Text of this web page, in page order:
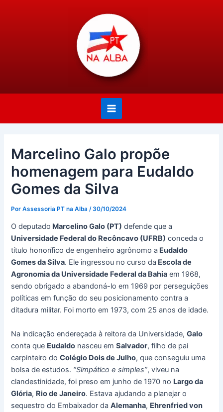
Menu
Marcelino Galo propõe
homenagem para Eudaldo
Gomes da Silva
PorAssessoria PT na Alba/30/10/2024
O deputado Marcelino Galo (PT) defende que a
Universidade Federal do Recôncavo (UFRB) conceda o
título honorífico de engenheiro agrônomo a Eudaldo
Gomes da Silva. Ele ingressou no curso da Escola de
Agronomia da Universidade Federal da Bahia em 1968,
sendo obrigado a abandoná-lo em 1969 por perseguições
políticas em função do seu posicionamento contra a
ditadura militar. Foi morto em 1973, com 25 anos de idade.
Na indicação endereçada à reitora da Universidade,Galo
conta que Eudaldo nasceu emSalvador, filho de pai
carpinteiro doColégio Dois de Julho, que conseguiu uma
bolsa de estudos. “Simpático e simples”, viveu na
clandestinidade, foi preso em junho de 1970 no Largo da
Glória, Rio de Janeiro. Estava ajudando a planejar o
sequestro do Embaixador daAlemanha, Ehrenfried von